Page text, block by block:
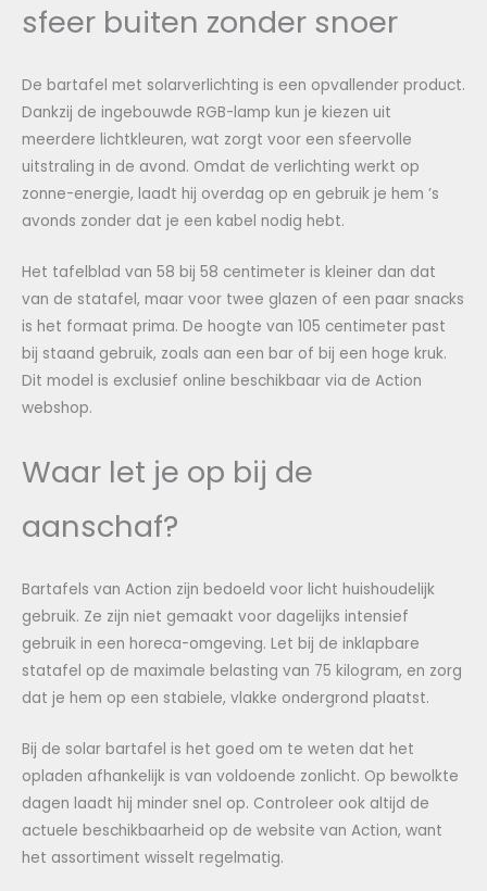
sfeer buiten zonder snoer
De bartafel met solarverlichting is een opvallender product.
Dankzij de ingebouwde RGB-lamp kun je kiezen uit
meerdere lichtkleu­ren, wat zorgt voor een sfeervolle
uitstraling in de avond. Omdat de verlichting werkt op
zonne-energie, laadt hij overdag op en gebruik je hem ’s
avonds zonder dat je een kabel nodig hebt.
Het tafelblad van 58 bij 58 centimeter is kleiner dan dat
van de statafel, maar voor twee glazen of een paar snacks
is het formaat prima. De hoogte van 105 centimeter past
bij staand gebruik, zoals aan een bar of bij een hoge kruk.
Dit model is exclusief online beschikbaar via de Action
webshop.
Waar let je op bij de
aanschaf?
Bartafels van Action zijn bedoeld voor licht huishoudelijk
gebruik. Ze zijn niet gemaakt voor dagelijks intensief
gebruik in een horeca-omgeving. Let bij de inklapbare
statafel op de maximale belasting van 75 kilogram, en zorg
dat je hem op een stabiele, vlakke ondergrond plaatst.
Bij de solar bartafel is het goed om te weten dat het
opladen afhankelijk is van voldoende zonlicht. Op bewolkte
dagen laadt hij minder snel op. Controleer ook altijd de
actuele beschikbaarheid op de website van Action, want
het assortiment wisselt regelmatig.